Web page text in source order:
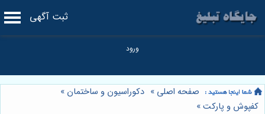
ثبت آگهی
صفحه اصلی » دکوراسیون و ساختمان »
کفپوش و پارکت»